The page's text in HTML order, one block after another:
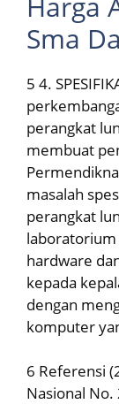
Sma
5 4.
perangkat
membuat
masalah
perangkat
hardware
kepada
dengan
komputer
6 Referensi
Nasional No.